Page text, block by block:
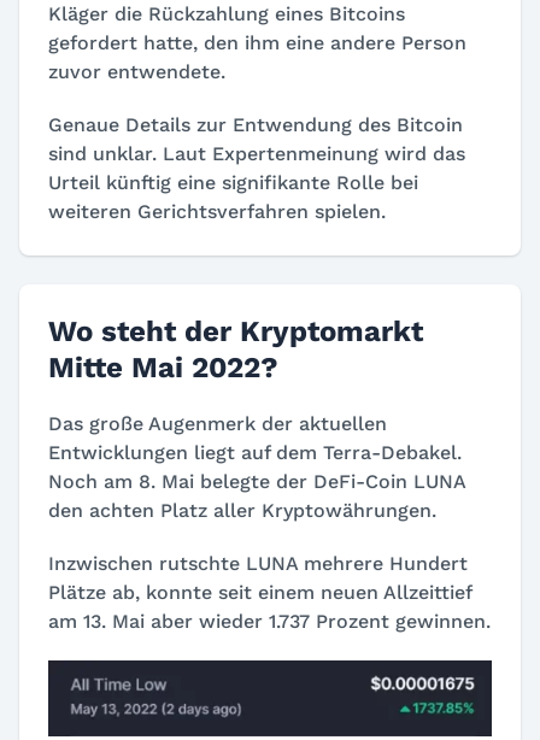
Kläger die Rückzahlung eines Bitcoins
gefordert hatte, den ihm eine andere Person
zuvor entwendete.
Genaue Details zur Entwendung des Bitcoin
sind unklar. Laut Expertenmeinung wird das
Urteil künftig eine signifikante Rolle bei
weiteren Gerichtsverfahren spielen.
Wo steht der Kryptomarkt
Mitte Mai 2022?
Das große Augenmerk der aktuellen
Entwicklungen liegt auf dem Terra-Debakel.
Noch am 8. Mai belegte der DeFi-Coin LUNA
den achten Platz aller Kryptowährungen.
Inzwischen rutschte LUNA mehrere Hundert
Plätze ab, konnte seit einem neuen Allzeittief
am 13. Mai aber wieder 1.737 Prozent gewinnen.